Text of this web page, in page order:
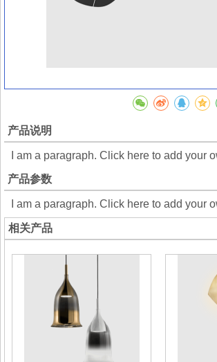
产品说明
I am a paragraph. Click here to add your
产品参数
I am a paragraph. Click here to add your
相关产品